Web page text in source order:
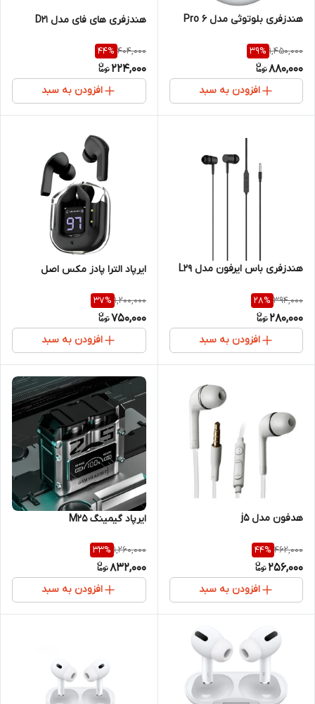
هندزفری بلوتوثی مدل Pro 6
1,450,000
39%
880,000
افزودن به سبد
هندزفری های فای مدل D21
404,000
44%
224,000
افزودن به سبد
هندزفری باس ایرفون مدل L29
394,000
28%
280,000
افزودن به سبد
ایرپاد الترا پادز مکس اصل
1,200,000
37%
750,000
افزودن به سبد
هدفون مدل j5
462,000
44%
256,000
افزودن به سبد
ایرپاد گیمینگ M25
1,260,000
33%
832,000
افزودن به سبد